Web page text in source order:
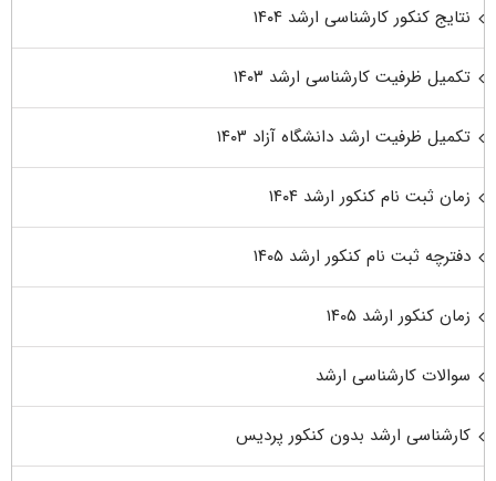
نتایج کنکور کارشناسی ارشد ۱۴۰۴
تکمیل ظرفیت کارشناسی ارشد ۱۴۰۳
تکمیل ظرفیت ارشد دانشگاه آزاد ۱۴۰۳
زمان ثبت نام کنکور ارشد ۱۴۰۴
دفترچه ثبت نام کنکور ارشد ۱۴۰۵
زمان کنکور ارشد ۱۴۰۵
سوالات کارشناسی ارشد
کارشناسی ارشد بدون کنکور پردیس